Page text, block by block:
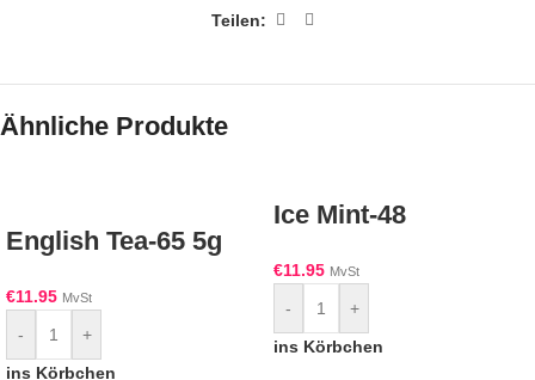
Teilen:
Ähnliche Produkte
English Tea-65 5g
€11.95 MvSt
-
+
ins Körbchen
Ice Mint-48
€11.95 MvSt
-
+
ins Körbchen